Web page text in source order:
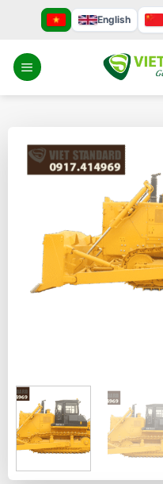
nội
dung
English